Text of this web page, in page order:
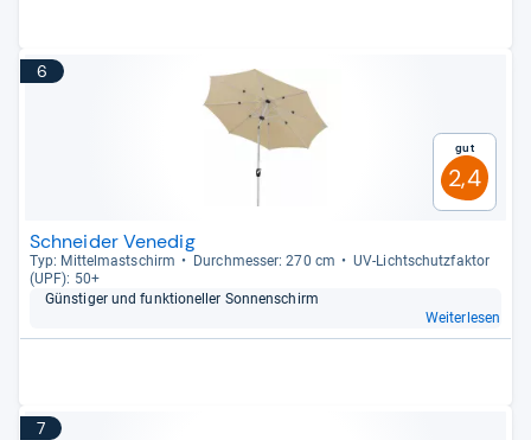
6
Gut
2,4
Schneider Venedig
Typ: Mit­tel­mast­schirm Durch­mes­ser: 270 cm
UV-​Licht­schutz­fak­tor
(UPF): 50+
Güns­ti­ger und funk­tio­nel­ler Son­nen­schirm
Weiterlesen
7